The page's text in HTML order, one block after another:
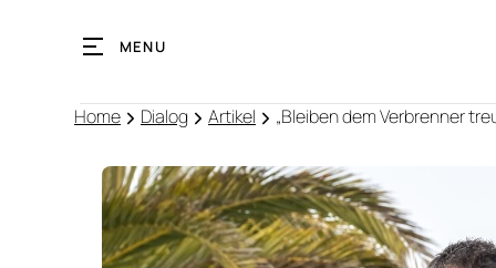
MENU
Home Dialog Artikel „Bleiben dem Verbrenner